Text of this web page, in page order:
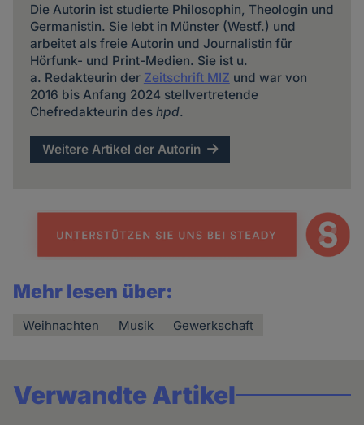
Die Autorin ist studierte Philosophin, Theologin und
Germanistin. Sie lebt in Münster (Westf.) und
arbeitet als freie Autorin und Journalistin für
Hörfunk- und Print-Medien. Sie ist u.
a. Redakteurin der Zeitschrift MIZ und war von
2016 bis Anfang 2024 stellvertretende
Chefredakteurin des hpd.
Weitere Artikel der Autorin
Mehr lesen über:
Weihnachten Musik Gewerkschaft
Verwandte Artikel